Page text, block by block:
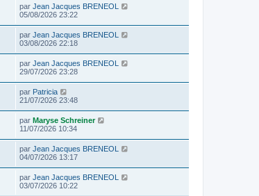
par Jean Jacques BRENEOL
05/08/2026 23:22
par Jean Jacques BRENEOL
03/08/2026 22:18
par Jean Jacques BRENEOL
29/07/2026 23:28
par Patricia
21/07/2026 23:48
par Maryse Schreiner
11/07/2026 10:34
par Jean Jacques BRENEOL
04/07/2026 13:17
par Jean Jacques BRENEOL
03/07/2026 10:22